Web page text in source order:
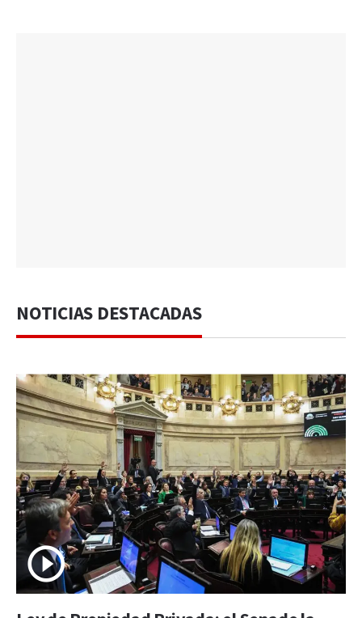
NOTICIAS DESTACADAS